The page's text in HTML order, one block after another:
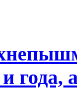
года,